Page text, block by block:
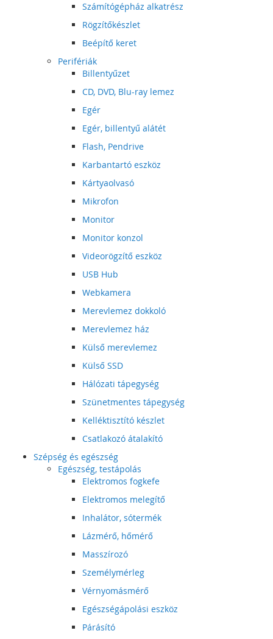
Számítógépház alkatrész
Rögzítőkészlet
Beépítő keret
Perifériák
Billentyűzet
CD, DVD, Blu-ray lemez
Egér
Egér, billentyű alátét
Flash, Pendrive
Karbantartó eszköz
Kártyaolvasó
Mikrofon
Monitor
Monitor konzol
Videorögzítő eszköz
USB Hub
Webkamera
Merevlemez dokkoló
Merevlemez ház
Külső merevlemez
Külső SSD
Hálózati tápegység
Szünetmentes tápegység
Kelléktisztító készlet
Csatlakozó átalakító
Szépség és egészség
Egészség, testápolás
Elektromos fogkefe
Elektromos melegítő
Inhalátor, sótermék
Lázmérő, hőmérő
Masszírozó
Személymérleg
Vérnyomásmérő
Egészségápolási eszköz
Párásító